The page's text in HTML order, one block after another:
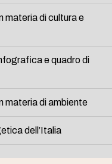
materia di cultura e
e quadro di
materia di ambiente
dell’Italia